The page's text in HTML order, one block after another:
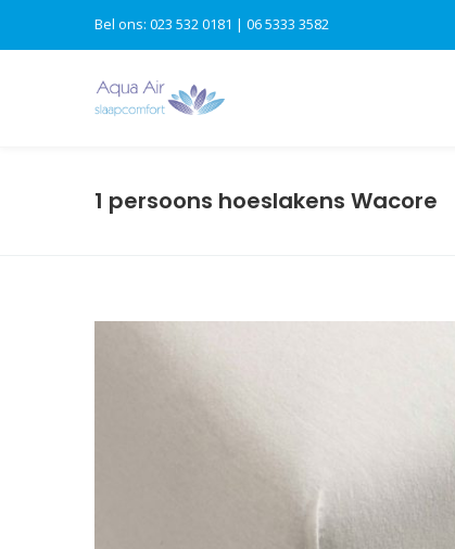
Bel ons: 023 532 0181 | 06 5333 3582
1 persoons hoeslakens Wacore